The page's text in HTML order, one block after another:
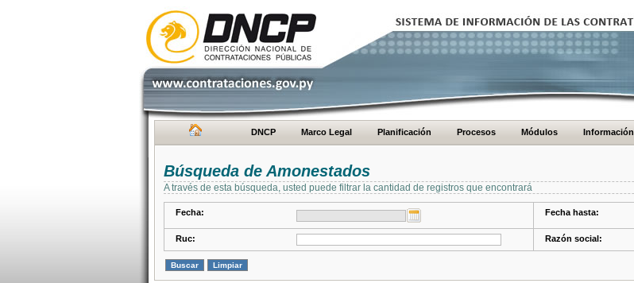
DNCP Marco Legal Planificación Procesos Módulos Información
Búsqueda de Amonestados
A través de esta búsqueda, usted puede filtrar la cantidad de registros que encontrará
Fecha: Fecha hasta:
Ruc: Razón social: